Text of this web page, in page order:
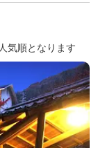
気順となります